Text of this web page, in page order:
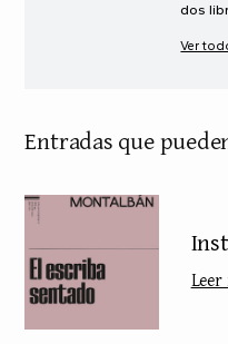
dos
Ver
Entradas que
Leer